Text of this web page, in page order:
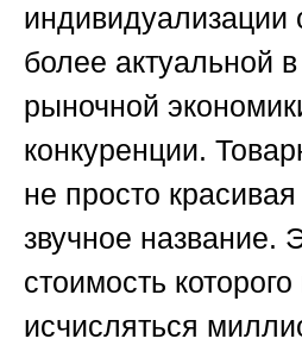
индивидуализации
более актуальной
рыночной
конкуренции.
не просто
звучное название.
стоимость
исчисляться